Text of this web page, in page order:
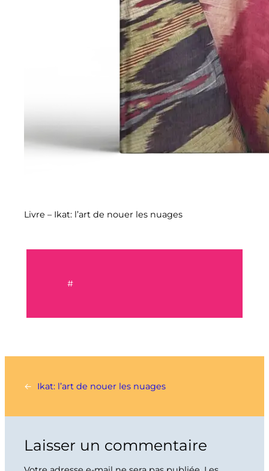
Livre – Ikat: l’art de nouer les nuages
#
← Ikat: l’art de nouer les nuages
Laisser un commentaire